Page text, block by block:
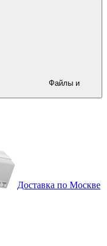
Доставка по Москве